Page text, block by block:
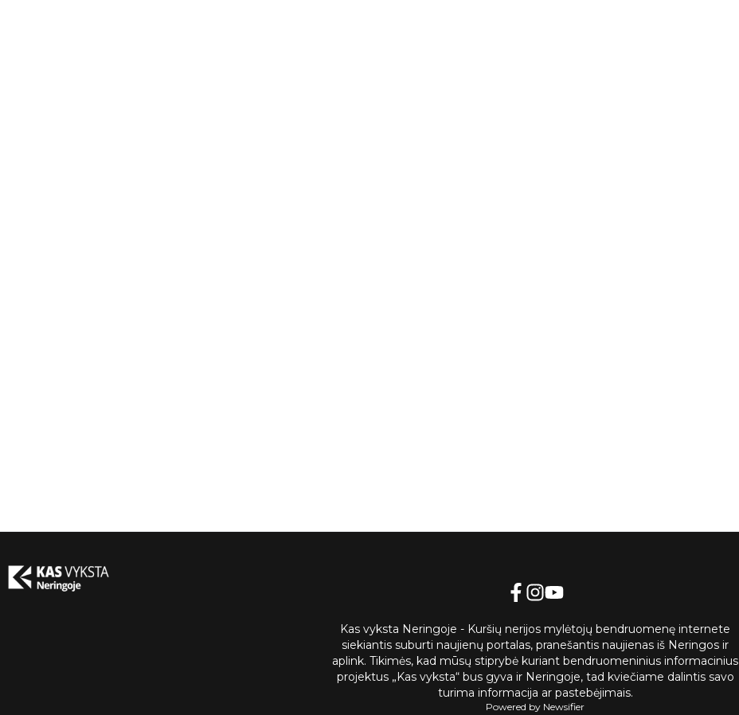
Kas vyksta Neringoje - Kuršių nerijos mylėtojų bendruomenę internete
siekiantis suburti naujienų portalas, pranešantis naujienas iš Neringos ir
aplink. Tikimės, kad mūsų stiprybė kuriant bendruomeninius informacinius
projektus „Kas vyksta“ bus gyva ir Neringoje, tad kviečiame dalintis savo
turima informacija ar pastebėjimais.
Powered by Newsifier